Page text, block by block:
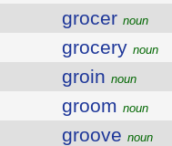
grocer noun
grocery noun
groin noun
groom noun
groove noun